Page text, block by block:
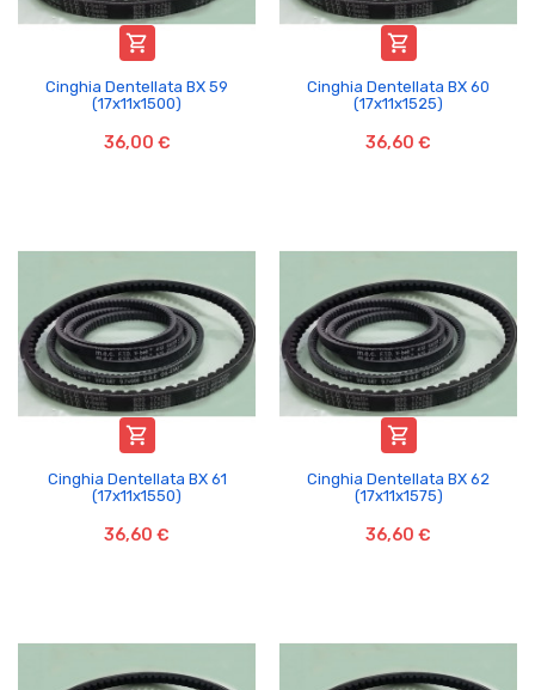

Cinghia Dentellata BX 59
(17x11x1500)
36,00 €

Cinghia Dentellata BX 60
(17x11x1525)
36,60 €

Cinghia Dentellata BX 61
(17x11x1550)
36,60 €

Cinghia Dentellata BX 62
(17x11x1575)
36,60 €